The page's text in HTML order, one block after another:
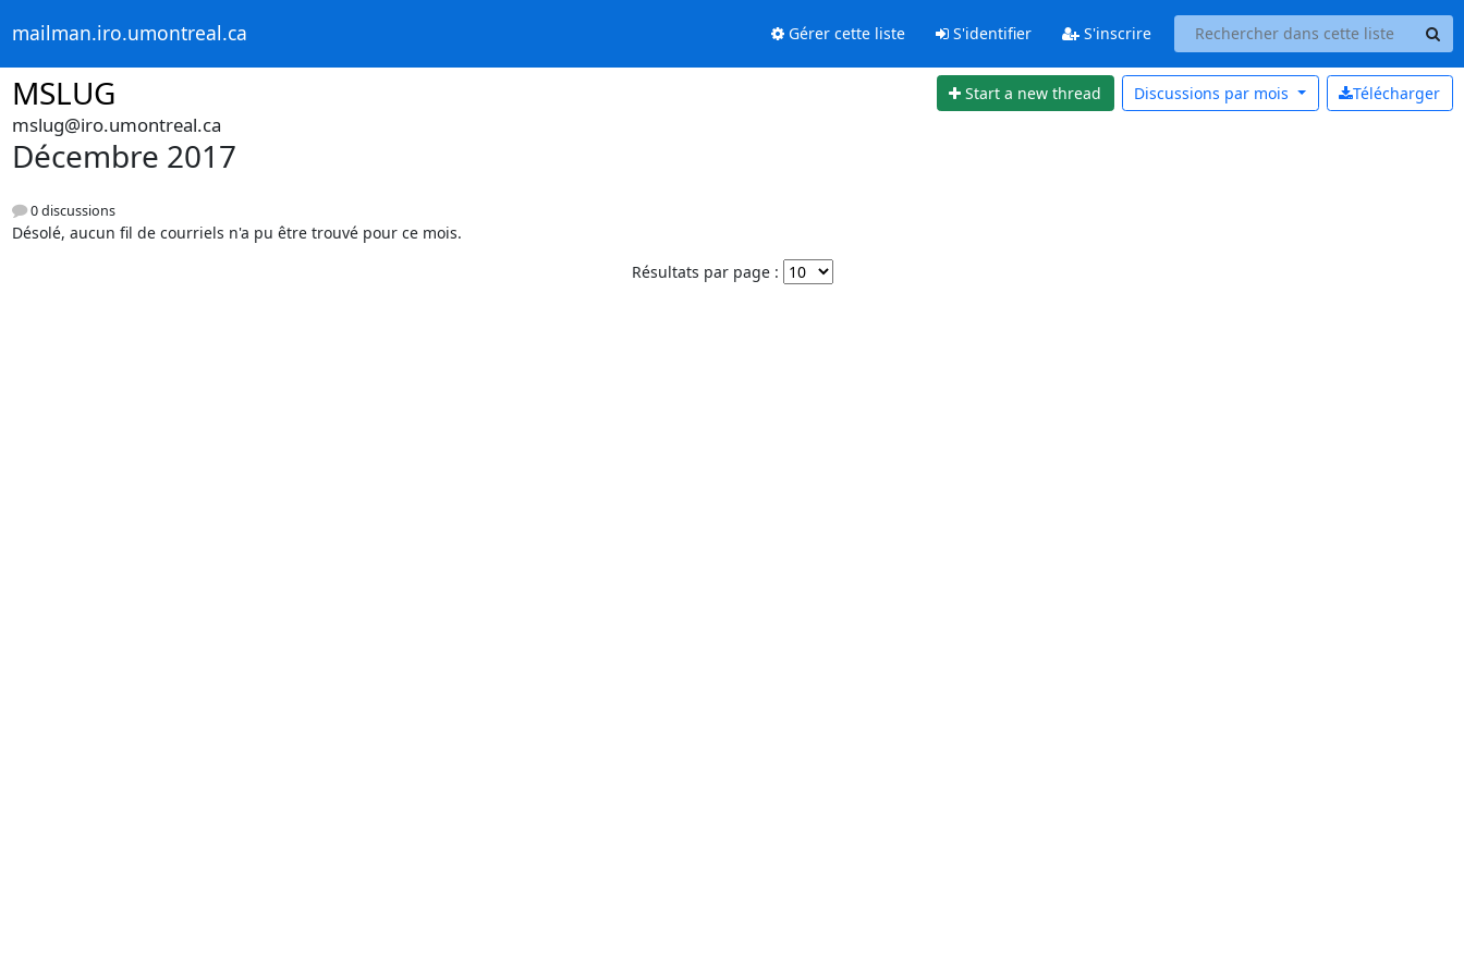
mailman.iro.umontreal.ca Gérer cette liste S'identifier S'inscrire
MSLUG Start a new thread Télécharger
Discussions par mois
mslug@iro.umontreal.ca
Décembre 2017
0 discussions
Désolé, aucun fil de courriels n'a pu être trouvé pour ce mois.
Résultats par page :